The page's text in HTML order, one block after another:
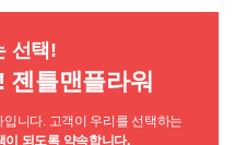
선택!
젠틀맨플라워
니다. 고객이 우리를 선택하는
이 되도록 약속합니다.